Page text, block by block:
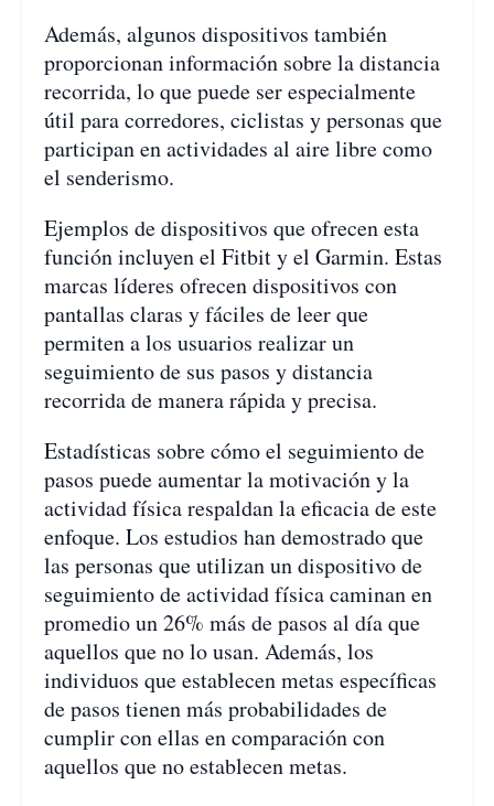
Además, algunos dispositivos también
proporcionan información sobre la distancia
recorrida, lo que puede ser especialmente
útil para corredores, ciclistas y personas que
participan en actividades al aire libre como
el senderismo.
Ejemplos de dispositivos que ofrecen esta
función incluyen el Fitbit y el Garmin. Estas
marcas líderes ofrecen dispositivos con
pantallas claras y fáciles de leer que
permiten a los usuarios realizar un
seguimiento de sus pasos y distancia
recorrida de manera rápida y precisa.
Estadísticas sobre cómo el seguimiento de
pasos puede aumentar la motivación y la
actividad física respaldan la eficacia de este
enfoque. Los estudios han demostrado que
las personas que utilizan un dispositivo de
seguimiento de actividad física caminan en
promedio un 26% más de pasos al día que
aquellos que no lo usan. Además, los
individuos que establecen metas específicas
de pasos tienen más probabilidades de
cumplir con ellas en comparación con
aquellos que no establecen metas.